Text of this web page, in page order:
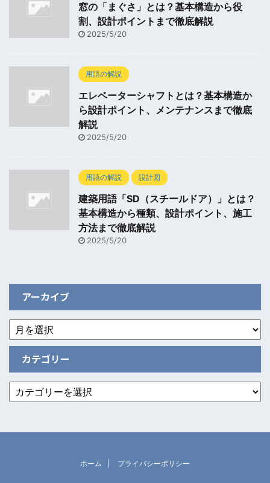
窓の「まぐさ」とは？基本構造から役
割、設計ポイントまで徹底解説
2025/5/20
用語の解説
エレベーターシャフトとは？基本構造か
ら設計ポイント、メンテナンスまで徹底
解説
2025/5/20
用語の解説 設計図
建築用語「SD（スチールドア）」とは？
基本構造から種類、設計ポイント、施工
方法まで徹底解説
2025/5/20
アーカイブ
カテゴリー
ホーム プライバシーポリシー